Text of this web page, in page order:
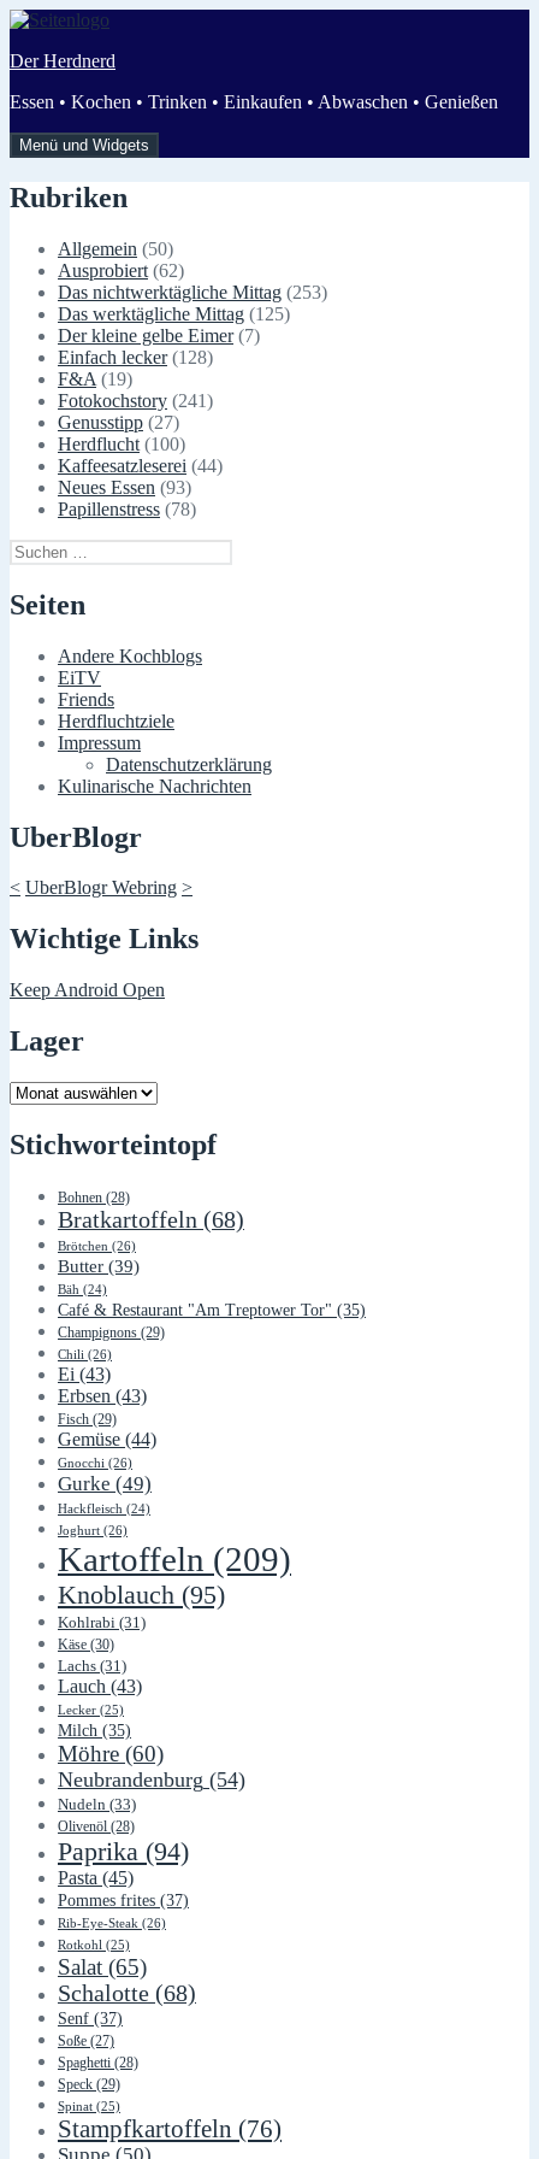
Zum
springen
Der Herdnerd
Essen • Kochen • Trinken • Einkaufen • Abwaschen • Genießen
Menü und Widgets
Rubriken
Allgemein (50)
Ausprobiert (62)
Das nichtwerktägliche Mittag (253)
Das werktägliche Mittag (125)
Der kleine gelbe Eimer(7)
Einfach lecker(128)
F&A (19)
Fotokochstory (241)
Genusstipp (27)
Herdflucht (100)
Kaffeesatzleserei (44)
Neues Essen (93)
Papillenstress (78)
Suchen
nach:
Seiten
Andere Kochblogs
EiTV
Friends
Herdfluchtziele
Impressum
Datenschutzerklärung
Kulinarische Nachrichten
UberBlogr
< UberBlogr Webring >
Wichtige Links
Keep Android Open
Lager
Lager
Stichworteintopf
Bohnen (28)
Bratkartoffeln (68)
Brötchen (26)
Butter (39)
Bäh (24)
Café & Restaurant "Am Treptower Tor" (35)
Champignons (29)
Chili (26)
Ei (43)
Erbsen (43)
Fisch (29)
Gemüse (44)
Gnocchi (26)
Gurke (49)
Hackfleisch (24)
Joghurt (26)
Kartoffeln (209)
Knoblauch (95)
Kohlrabi (31)
Käse (30)
Lachs (31)
Lauch (43)
Lecker (25)
Milch (35)
Möhre (60)
Neubrandenburg (54)
Nudeln (33)
Olivenöl (28)
Paprika (94)
Pasta (45)
Pommes frites (37)
Rib-Eye-Steak (26)
Rotkohl (25)
Salat (65)
Schalotte (68)
Senf (37)
Soße (27)
Spaghetti (28)
Speck (29)
Spinat (25)
Stampfkartoffeln (76)